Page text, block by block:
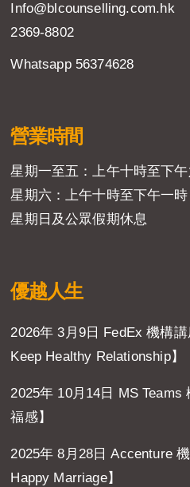
Info@blcounselling.com.hk
2369-8802
Whatsapp 56374628
營業時間
星期一至五：上午十時至下
星期六：上午十時至下午一時
星期日及公眾假期休息
優越人生
2026年 3月9日 FedEx 機構講
Keep Healthy Relationship】
2025年 10月14日 MS
福感】
2025年 8月28日 Accenture
Happy Marriage】